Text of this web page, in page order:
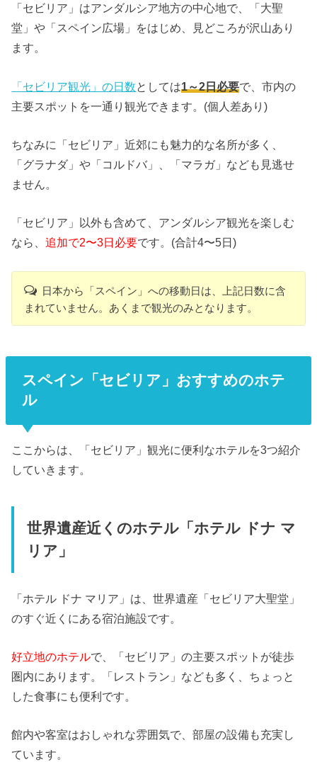
「セビリア」はアンダルシア地方の中心地で、「大聖
堂」や「スペイン広場」をはじめ、見どころが沢山あり
ます。
「セビリア観光」の日数としては1～2日必要で、市内の
主要スポットを一通り観光できます。(個人差あり)
ちなみに「セビリア」近郊にも魅力的な名所が多く、
「グラナダ」や「コルドバ」、「マラガ」なども見逃せ
ません。
「セビリア」以外も含めて、アンダルシア観光を楽しむ
なら、追加で2〜3日必要です。(合計4〜5日)
日本から「スペイン」への移動日は、上記日数に含
まれていません。あくまで観光のみとなります。
スペイン「セビリア」おすすめのホテ
ル
ここからは、「セビリア」観光に便利なホテルを3つ紹介
していきます。
世界遺産近くのホテル「ホテル ドナ マ
リア」
「ホテル ドナ マリア」は、世界遺産「セビリア大聖堂」
のすぐ近くにある宿泊施設です。
好立地のホテルで、「セビリア」の主要スポットが徒歩
圏内にあります。「レストラン」なども多く、ちょっと
した食事にも便利です。
館内や客室はおしゃれな雰囲気で、部屋の設備も充実し
ています。